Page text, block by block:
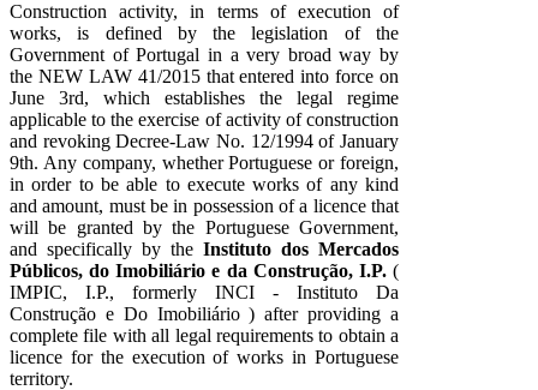
Construction activity, in terms of execution of
works, is defined by the legislation of the
Government of Portugal in a very broad way by
the NEW LAW 41/2015 that entered into force on
June 3rd, which establishes the legal regime
applicable to the exercise of activity of construction
and revoking Decree-Law No. 12/1994 of January
9th. Any company, whether Portuguese or foreign,
in order to be able to execute works of any kind
and amount, must be in possession of a licence that
will be granted by the Portuguese Government,
and specifically by the Instituto dos Mercados
Públicos, do Imobiliário e da Construção, I.P.(
IMPIC, I.P., formerly INCI - Instituto Da
Construção e Do Imobiliário ) after providing a
complete file with all legal requirements to obtain a
licence for the execution of works in Portuguese
territory.